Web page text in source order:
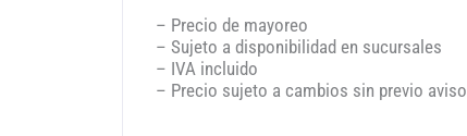
– Precio de mayoreo
– Sujeto a disponibilidad en sucursales
– IVA incluido
– Precio sujeto a cambios sin previo aviso